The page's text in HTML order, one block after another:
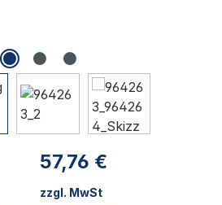
57,76 €
zzgl. MwSt